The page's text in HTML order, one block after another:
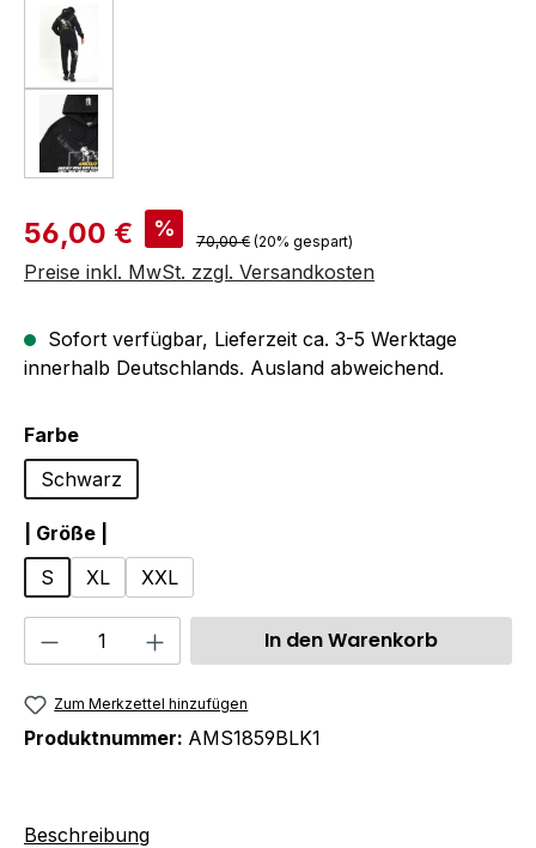
Verkaufspreis:
56,00 € % Regulärer Preis:
70,00 € (20% gespart)
Preise inkl. MwSt. zzgl. Versandkosten
Sofort verfügbar, Lieferzeit ca. 3-5 Werktage
innerhalb Deutschlands. Ausland abweichend.
Farbeauswählen
Schwarz
| Größe |
S
XL XXL
Produkt Anzahl: Gib denIn den Warenkorb
Zum Merkzettel hinzufügen
Produktnummer: AMS1859BLK1
Beschreibung